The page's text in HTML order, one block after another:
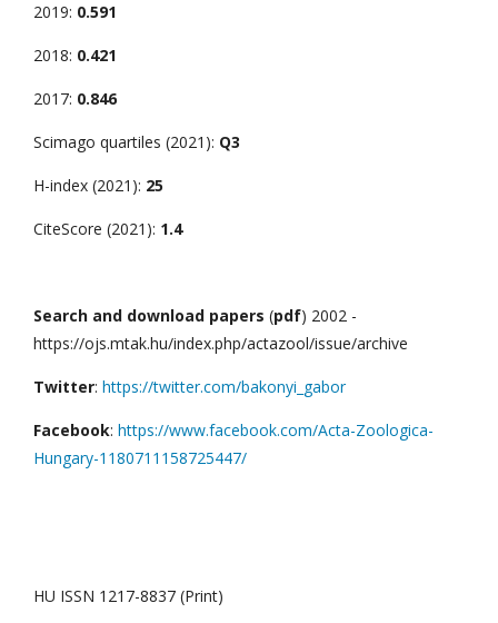
2019: 0.591
2018: 0.421
2017: 0.846
Scimago quartiles (2021): Q3
H-index (2021): 25
CiteScore (2021): 1.4
Search and download papers (pdf) 2002 -
https://ojs.mtak.hu/index.php/actazool/issue/archive
Twitter: https://twitter.com/bakonyi_gabor
Facebook: https://www.facebook.com/Acta-Zoologica-
Hungary-1180711158725447/
HU ISSN 1217-8837 (Print)